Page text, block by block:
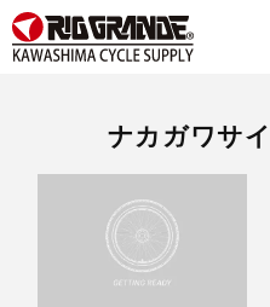
ナカガワサ